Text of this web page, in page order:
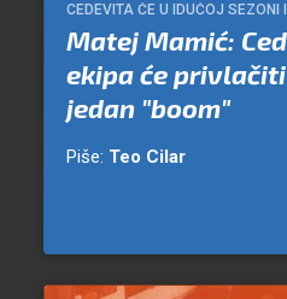
CEDEVITA ĆE U IDUĆOJ
Matej Mamić:
ekipa će
jedan "boom"
Piše: Teo Cilar